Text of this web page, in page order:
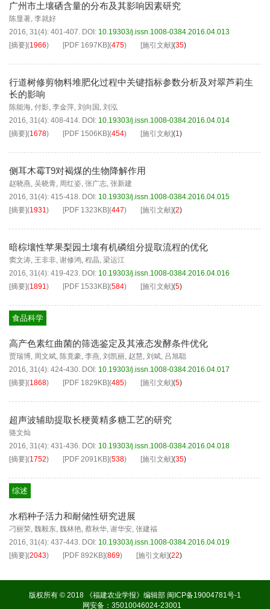
广州市土壤硒含量的分布及其影响因素研究
陈显著, 李就好
2016, 31(4): 401-407. DOI: 10.19303/j.issn.1008-0384.2016.04.013
[摘要](1966) [PDF 1697KB](475) [施引文献](35)
行道树修剪物料堆肥化过程中关键指标参数分析及对翠芦莉生
长的影响
陈能海, 付影, 李金萍, 刘向国 , 刘泓
2016, 31(4): 408-414. DOI: 10.19303/j.issn.1008-0384.2016.04.014
[摘要](1678) [PDF 1506KB](454) [施引文献](1)
侧耳木霉T9对褐煤的生物降解作用
赵晓燕, 吴晓青, 周红姿, 张广志, 张新建
2016, 31(4): 415-418. DOI: 10.19303/j.issn.1008-0384.2016.04.015
[摘要](1931) [PDF 1323KB](447) [施引文献](2)
暗棕壤性苹果梨园土壤有机磷组分提取流程的优化
窦文涛, 王非非, 谢修鸿, 程晶, 梁运江
2016, 31(4): 419-423. DOI: 10.19303/j.issn.1008-0384.2016.04.016
[摘要](1891) [PDF 1533KB](584) [施引文献](5)
食品科学
高产色素红曲菌的筛选鉴定及其液态发酵条件优化
贾瑞博, 周文斌, 陈竟豪, 李燕, 刘凯丽, 赵慧, 刘斌, 吕旭聪
2016, 31(4): 424-430. DOI: 10.19303/j.issn.1008-0384.2016.04.017
[摘要](1868) [PDF 1829KB](485) [施引文献](5)
超声波辅助提取长梗黄精多糖工艺的研究
骆文灿
2016, 31(4): 431-436. DOI: 10.19303/j.issn.1008-0384.2016.04.018
[摘要](1752) [PDF 2091KB](538) [施引文献](35)
综述
水稻种子活力和耐储性研究进展
刁丽荣, 魏毅东, 魏林艳, 蔡秋华, 谢华安, 张建福
2016, 31(4): 437-443. DOI: 10.19303/j.issn.1008-0384.2016.04.019
[摘要](2043) [PDF 892KB](869) [施引文献](22)
版权所有 © 2018 《福建农业学报》编辑部 闽ICP备19004781号-1
网安备：35010046024-23001